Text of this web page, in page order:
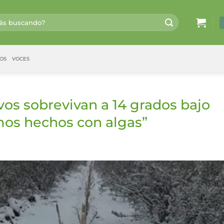
VOCES
sobrevivan a 14 grados bajo
hechos con algas”